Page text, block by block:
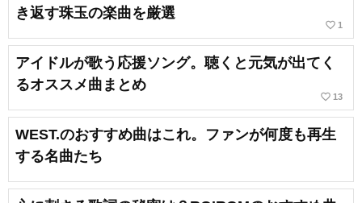
き返す珠玉の楽曲を厳選
favorite_border 1
アイドルが歌う応援ソング。聴くと元気が出てく
るオススメ曲まとめ
favorite_border 13
WEST.のおすすめ曲はこれ。ファンが何度も再生
する名曲たち